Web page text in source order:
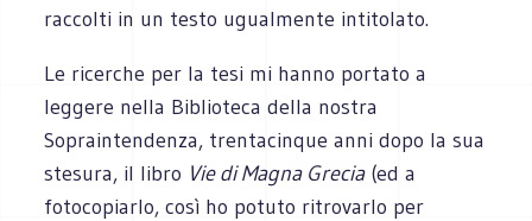
raccolti in un testo ugualmente intitolato.
Le ricerche per la tesi mi hanno portato a
leggere nella Biblioteca della nostra
Sopraintendenza, trentacinque anni dopo la sua
stesura, il libro Vie di Magna Grecia(ed a
fotocopiarlo, così ho potuto ritrovarlo per